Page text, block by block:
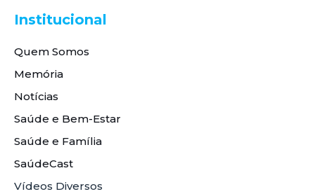
Institucional
Quem Somos
Memória
Notícias
Saúde e Bem-Estar
Saúde e Família
SaúdeCast
Vídeos Diversos